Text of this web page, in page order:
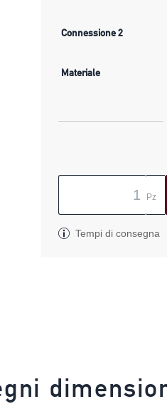
Connessione 2
Materiale
Pz
Tempi di consegna